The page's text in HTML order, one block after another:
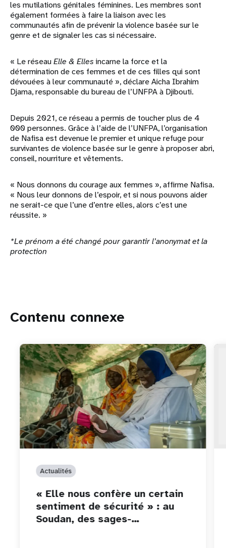
les mutilations génitales féminines. Les membres sont
également formées à faire la liaison avec les
communautés afin de prévenir la violence basée sur le
genre et de signaler les cas si nécessaire.
« Le réseauElle & Elles incarne la force et la
détermination de ces femmes et de ces filles qui sont
dévouées à leur communauté », déclare Aicha Ibrahim
Djama, responsable du bureau de l’UNFPA à Djibouti.
Depuis 2021, ce réseau a permis de toucher plus de 4
000 personnes. Grâce à l’aide de l’UNFPA, l’organisation
de Nafisa est devenue le premier et unique refuge pour
survivantes de violence basée sur le genre à proposer abri,
conseil, nourriture et vêtements.
« Nous donnons du courage aux femmes », affirme Nafisa.
« Nous leur donnons de l’espoir, et si nous pouvons aider
ne serait-ce que l’une d’entre elles, alors c’est une
réussite. »
*Le prénom a été changé pour garantir l’anonymat et la
protection
Contenu connexe
Actualités
« Elle nous confère un certain
sentiment de sécurité » : au
Soudan, des sages-…